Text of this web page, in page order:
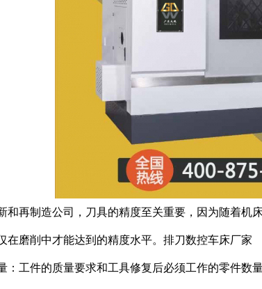
和再制造公司，刀具的精度至关重要，因为随着
在磨削中才能达到的精度水平。排刀数控车床厂家
：工件的质量要求和工具修复后必须工作的零件